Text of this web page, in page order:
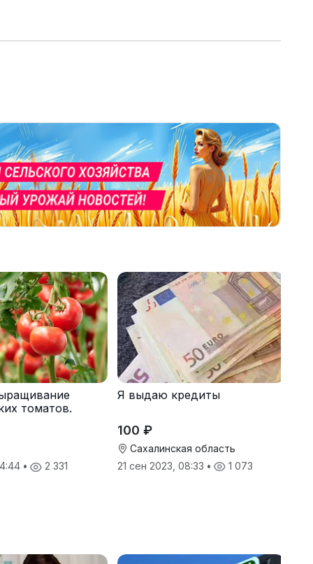
томатов.
• 2 331
Я выдаю кредиты
100 ₽
Сахалинская область
21 сен 2023, 08:33 • 1 073